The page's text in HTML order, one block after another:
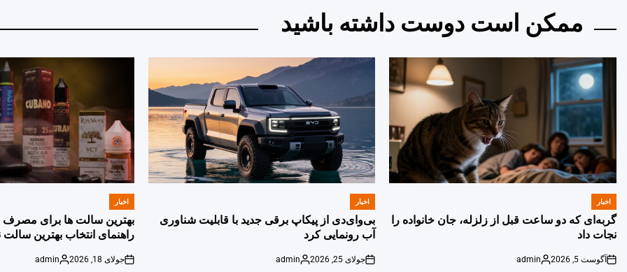
ممکن است دوست داشته باشید
POSTED
IN
اخبار
گربه‌ای که دو ساعت قبل از زلزله، جان خانواده را
نجات داد
on
آگوست 5, 2026
Posted
admin
POSTED
اخبار
بی‌وای‌دی از پیکاپ برقی جدید با قابلیت شناوری
آب رونمایی کرد
on
جولای 25, 2026
Posted
admin
POSTED
اخبار
بهترین سالت ها برای مصرف
راهنمای انتخاب بهترین سالت
on
جولای 18, 2026
Posted
admin